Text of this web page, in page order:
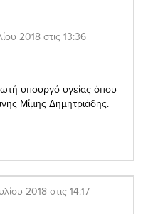
2018 στις 13:36
υπουργό υγείας όπου
Μίμης Δημητριάδης.
2018 στις 14:17